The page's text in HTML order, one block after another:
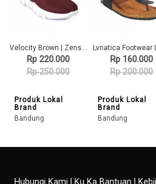
Velocity Brown | Zensa Footwear Sepatu Sneaker Pria Casual
Rp 220.000
Rp 250.000
Produk Lokal
Brand
Bandung
Rp 160.000
Rp 200.000
Produk Lokal
Brand
Bandung